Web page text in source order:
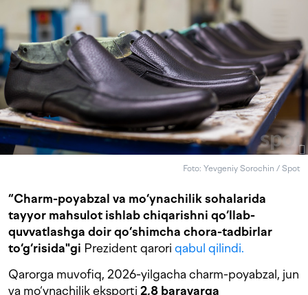
Foto: Yevgeniy Sorochin / Spot
“Charm-poyabzal va mo‘ynachilik sohalarida
tayyor mahsulot ishlab chiqarishni qo‘llab-
quvvatlashga doir qo‘shimcha chora-tadbirlar
to‘g‘risida"gi Prezident qarori qabul qilindi.
Qarorga muvofiq, 2026-yilgacha charm-poyabzal, jun
va mo‘ynachilik eksporti 2,8 baravarga